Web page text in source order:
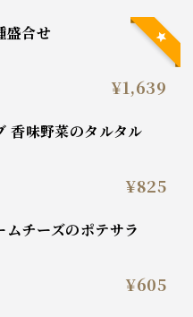
盛合せ
¥1,639
香味野菜のタルタル
¥825
ムチーズのポテサラ
¥605